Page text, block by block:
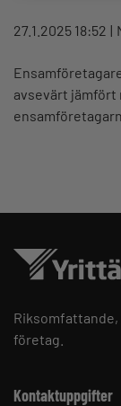
27.1.2025 18:52
avsevärt jämfört
Riksomfattande,
företag.
Kontaktuppgifter